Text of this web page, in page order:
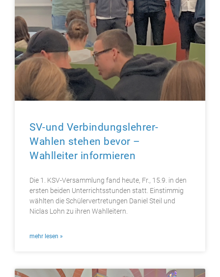
SV-und Verbindungslehrer-
Wahlen stehen bevor –
Wahlleiter informieren
Die 1. KSV-Versammlung fand heute, Fr., 15.9. in den
ersten beiden Unterrichtsstunden statt. Einstimmig
wählten die Schülervertretungen Daniel Steil und
Niclas Lohn zu ihren Wahlleitern.
mehr lesen »